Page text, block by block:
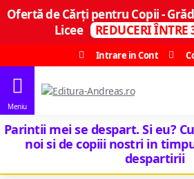
Ofertă de Cărți pentru Copii -
Licee
REDUCERI ÎNTRE
Intrare in Cont
Parintii mei se despart. Si eu?
noi si de copiii nostri in
despartirii